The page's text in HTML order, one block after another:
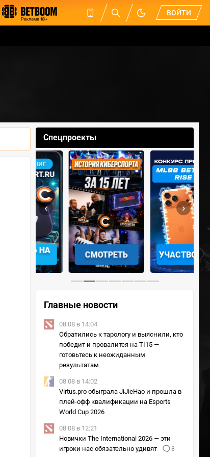
ВОЙТИ
Спецпроекты
СМОТРЕТЬ УЧАСТВОВАТЬ
‹ ›
Главные новости
08.08 в 14:04
Обратились к тарологу и выяснили, кто
победит и провалится на TI15 —
готовьтесь к неожиданным
результатам
08.08 в 14:02
Virtus.pro обыграла JiJieHao и прошла в
плей-офф квалификации на Esports
World Cup 2026
08.08 в 12:21
Новички The International 2026 — эти
игроки нас обязательно удивят
8